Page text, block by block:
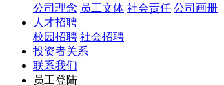
公司理念 员工文体 社会责任 公司画册
人才招聘
校园招聘 社会招聘
投资者关系
联系我们
员工登陆